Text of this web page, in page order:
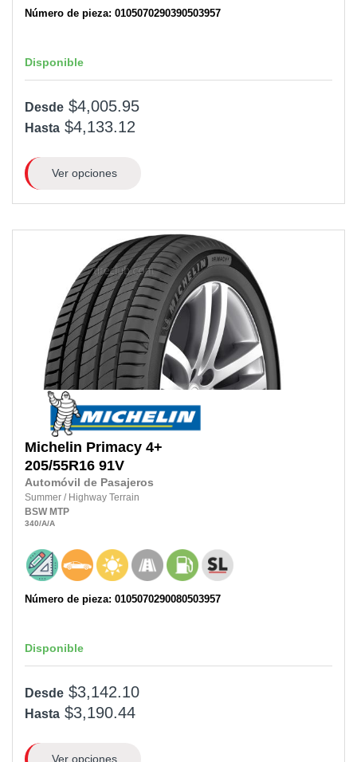
Número de pieza: 0105070290390503957
Disponible
Desde $4,005.95
Hasta $4,133.12
Ver opciones
Michelin Primacy 4+
205/55R16 91V
Automóvil de Pasajeros
Summer / Highway Terrain
BSW MTP
340/A/A
Número de pieza: 0105070290080503957
Disponible
Desde $3,142.10
Hasta $3,190.44
Ver opciones